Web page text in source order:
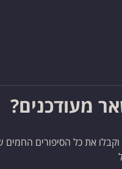
מעודכנים?
וקבלו את כל הסיפורים החמים